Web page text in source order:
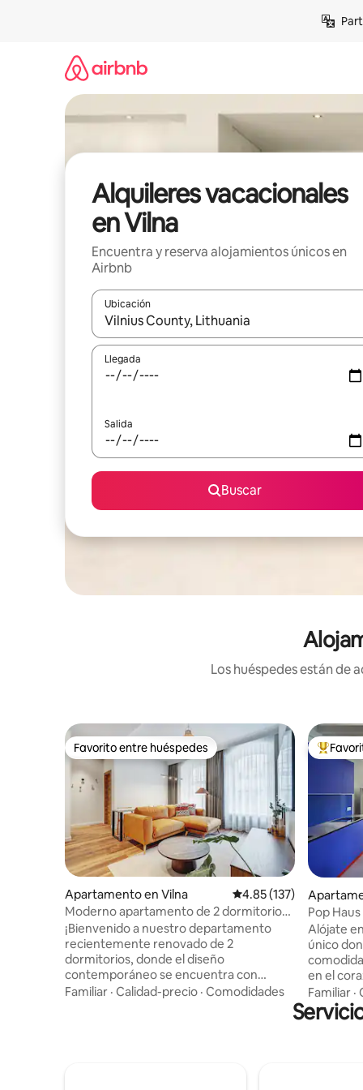
Alquileres vacacionales
en Vilna
Encuentra y reserva alojamientos únicos en
Airbnb
Ubicación
Cuando los resultados estén disponibles,
Llegada
Salida
Buscar
Los huéspedes están de
Favorito entre huéspedes
Favorito entre huéspedes
Apartamento en Vilna Calificación promedio:
4.85 (137)
Moderno apartamento de 2 dormitorios
en el casco antiguo de Domillion
¡Bienvenido a nuestro departamento
recientemente renovado de 2
dormitorios, donde el diseño
contemporáneo se encuentra con
vibrantes toques de color! Ubicado en
Familiar · Calidad-precio · Comodidades
Pop
Alójate
único
en el
los
comodidad
pocos
Familiar ·